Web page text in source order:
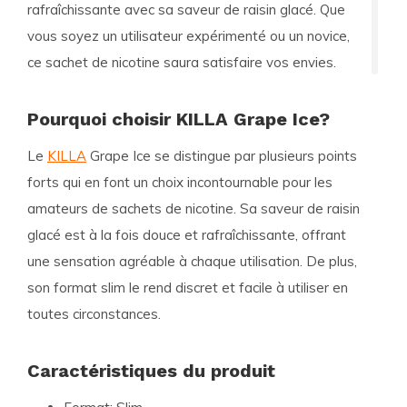
rafraîchissante avec sa saveur de raisin glacé. Que
vous soyez un utilisateur expérimenté ou un novice,
ce sachet de nicotine saura satisfaire vos envies.
Pourquoi choisir KILLA Grape Ice?
Le KILLA Grape Ice se distingue par plusieurs points
forts qui en font un choix incontournable pour les
amateurs de sachets de nicotine. Sa saveur de raisin
glacé est à la fois douce et rafraîchissante, offrant
une sensation agréable à chaque utilisation. De plus,
son format slim le rend discret et facile à utiliser en
toutes circonstances.
Caractéristiques du produit